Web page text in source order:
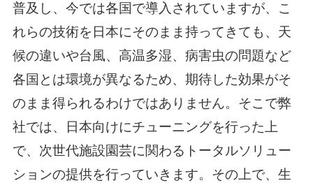
普及し、今では各国で導入されていますが、こ
れらの技術を日本にそのまま持ってきても、天
候の違いや台風、高温多湿、病害虫の問題など
各国とは環境が異なるため、期待した効果がそ
のまま得られるわけではありません。そこで弊
社では、日本向けにチューニングを行った上
で、次世代施設園芸に関わるトータルソリュー
ションの提供を行っていきます。その上で、生